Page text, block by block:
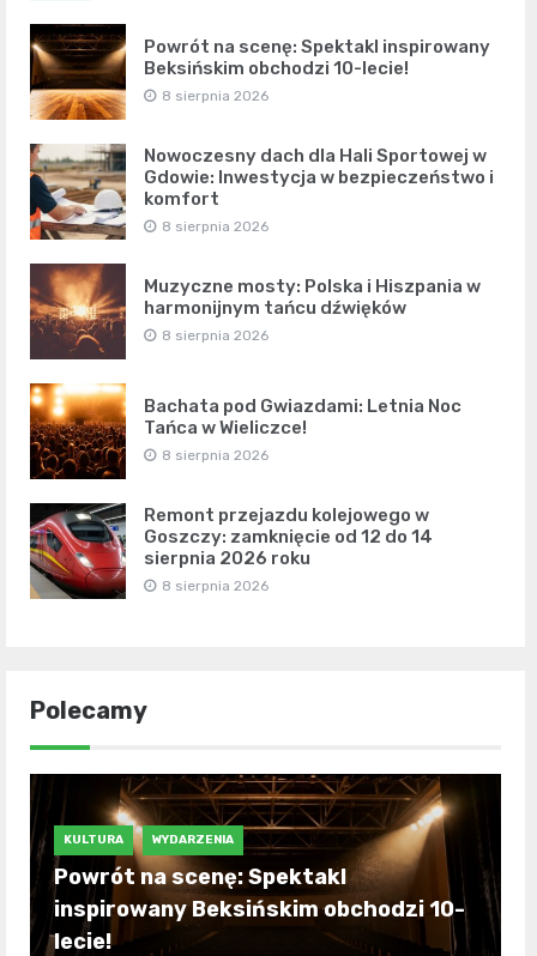
Powrót na scenę: Spektakl inspirowany
Beksińskim obchodzi 10-lecie!
8 sierpnia 2026
Nowoczesny dach dla Hali Sportowej w
Gdowie: Inwestycja w bezpieczeństwo i
komfort
8 sierpnia 2026
Muzyczne mosty: Polska i Hiszpania w
harmonijnym tańcu dźwięków
8 sierpnia 2026
Bachata pod Gwiazdami: Letnia Noc
Tańca w Wieliczce!
8 sierpnia 2026
Remont przejazdu kolejowego w
Goszczy: zamknięcie od 12 do 14
sierpnia 2026 roku
8 sierpnia 2026
Polecamy
KULTURA WYDARZENIA
Powrót na scenę: Spektakl
inspirowany Beksińskim obchodzi 10-
lecie!